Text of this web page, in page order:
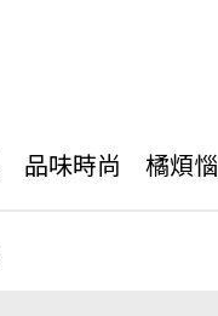
品味時尚 橘煩惱